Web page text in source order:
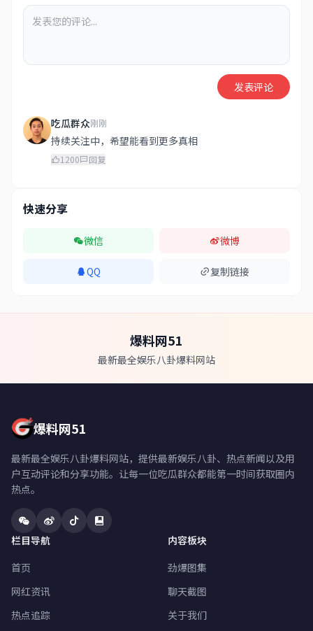
发表评论
吃瓜群众刚刚
持续关注中，希望能看到更多真相
1200 回复
快速分享
微信 微博
QQ 复制链接
爆料网51
最新最全娱乐八卦爆料网站
爆料网51
最新最全娱乐八卦爆料网站，提供最新娱乐八卦、热点新闻以及用
户互动评论和分享功能。让每一位吃瓜群众都能第一时间获取圈内
热点。
栏目导航
首页
网红资讯
热点追踪
内容板块
劲爆图集
聊天截图
关于我们